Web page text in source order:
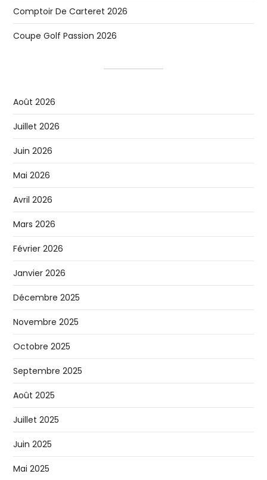
Comptoir De Carteret 2026
Coupe Golf Passion 2026
Août 2026
Juillet 2026
Juin 2026
Mai 2026
Avril 2026
Mars 2026
Février 2026
Janvier 2026
Décembre 2025
Novembre 2025
Octobre 2025
Septembre 2025
Août 2025
Juillet 2025
Juin 2025
Mai 2025